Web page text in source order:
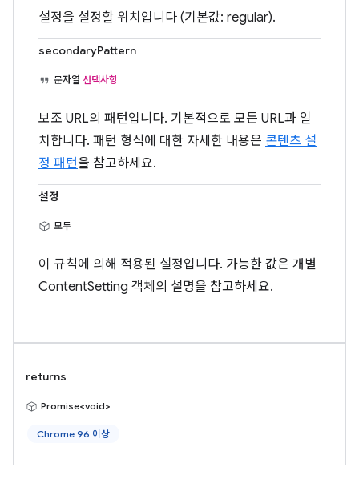
설정을 설정할 위치입니다 (기본값: regular).
secondaryPattern
문자열 선택사항
보조 URL의 패턴입니다. 기본적으로 모든 URL과 일
치합니다. 패턴 형식에 대한 자세한 내용은 콘텐츠 설
정 패턴을 참고하세요.
설정
모두
이 규칙에 의해 적용된 설정입니다. 가능한 값은 개별
ContentSetting 객체의 설명을 참고하세요.
returns
Promise<void>
Chrome 96 이상